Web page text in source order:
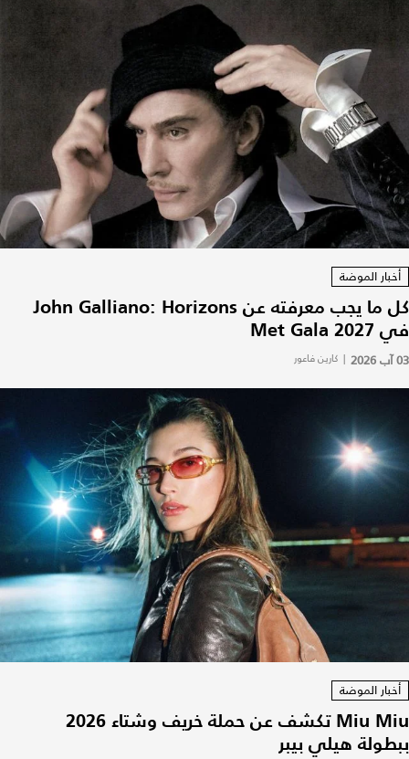
أخبار الموضة
كل ما يجب معرفته عن John Galliano: Horizons
في Met Gala 2027
03 آب 2026 | كارين فاعور
أخبار الموضة
Miu Miu تكشف عن حملة خريف وشتاء 2026
ببطولة هيلي بيبر